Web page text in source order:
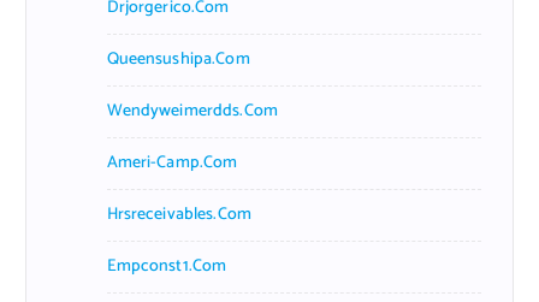
Drjorgerico.com
Queensushipa.com
Wendyweimerdds.com
Ameri-Camp.com
Hrsreceivables.com
Empconst1.com